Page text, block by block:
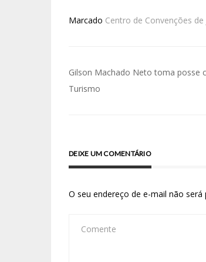
Marcado Centro de Convenções de
Gilson Machado Neto toma posse
Turismo
DEIXE UM COMENTÁRIO
O seu endereço de e-mail não será